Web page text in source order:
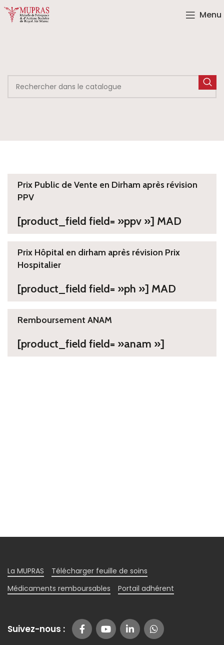
Menu
Prix Public de Vente en Dirham après révision
PPV
[product_field field= »ppv »] MAD
Prix Hôpital en dirham après révision Prix
Hospitalier
[product_field field= »ph »] MAD
Remboursement ANAM
[product_field field= »anam »]
La MUPRAS
Télécharger feuille de soins
Médicaments remboursables
Portail adhérent
Suivez-nous :